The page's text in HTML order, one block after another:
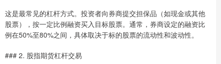
这是最常见的杠杆方式。投资者向券商提交担保品（如现金或其他
股票），按一定比例融资买入目标股票。通常，券商设定的融资比
例在50%至80%之间，具体取决于标的股票的流动性和波动性。
### 2. 股指期货杠杆交易